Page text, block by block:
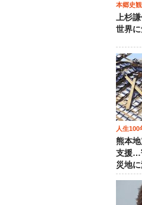
本郷史
上杉
世界
人生100
熊本
支援…
災地